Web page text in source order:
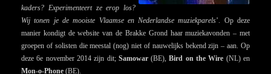
kaders? Experimenteert ze erop los?
Wij tonen je de mooiste Vlaamse en Nederlandse muziekparels’. Op deze
manier kondigt de website van de Brakke Grond haar muziekavonden – met
groepen of solisten die meestal (nog) niet of nauwelijks bekend zijn – aan. Op
deze 6e november 2014 zijn dit; Samowar(BE),Bird on the Wire (NL) en
Mon-o-Phone (BE).